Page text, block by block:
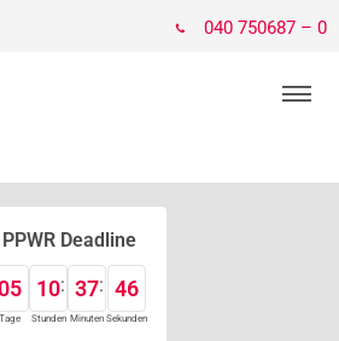
040 750687 – 0
PPWR Deadline
Tage
10
Stunden
37
Minuten
45
Sekunden